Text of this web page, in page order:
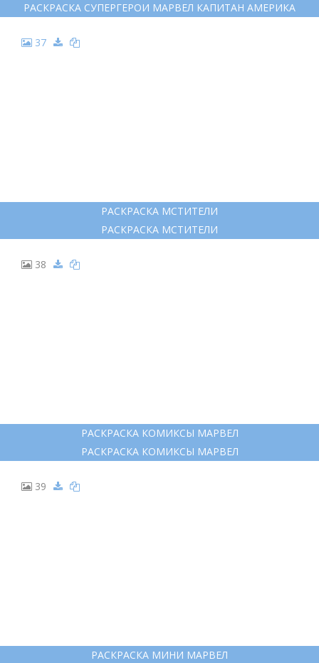
РАСКРАСКА СУПЕРГЕРОИ МАРВЕЛ КАПИТАН АМЕРИКА
37
РАСКРАСКА МСТИТЕЛИ
РАСКРАСКА МСТИТЕЛИ
38
РАСКРАСКА КОМИКСЫ МАРВЕЛ
РАСКРАСКА КОМИКСЫ МАРВЕЛ
39
РАСКРАСКА МИНИ МАРВЕЛ